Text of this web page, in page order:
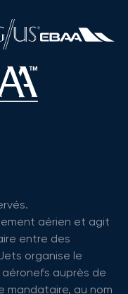
aérien et agit
entre des
organise le
auprès de
mandataire, au nom